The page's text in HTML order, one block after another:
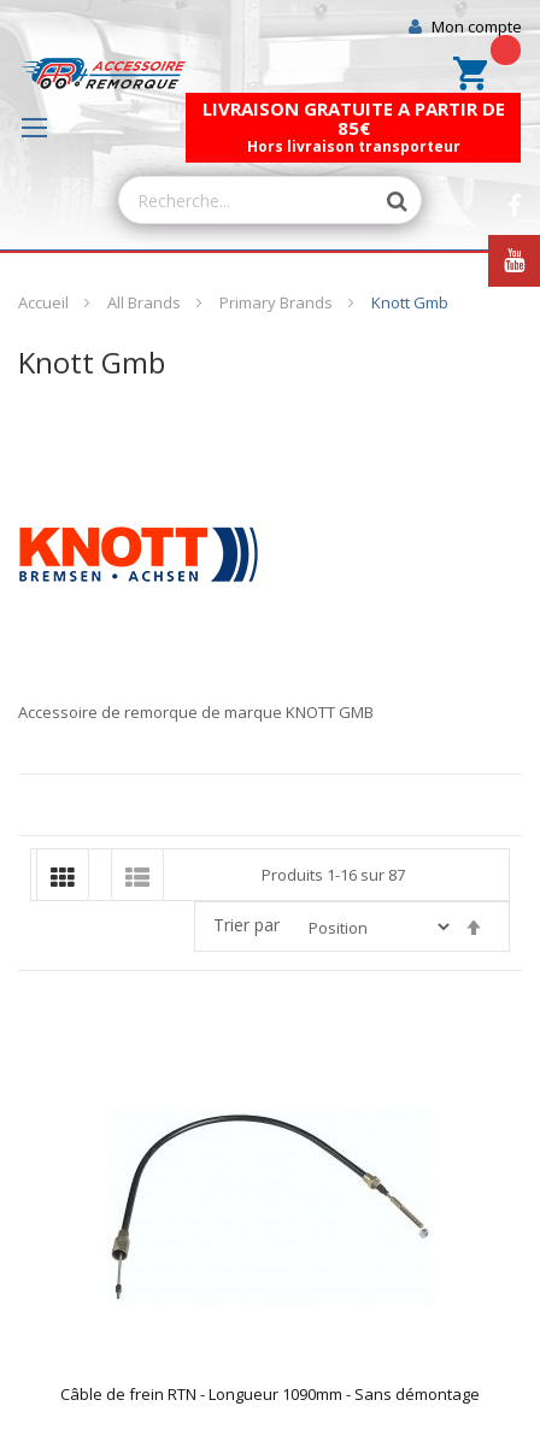
Mon compte
Mon
LIVRAISON GRATUITE A PARTIR DE
85€
Hors livraison transporteur
Accueil All Brands Primary Brands Knott Gmb
Knott Gmb
Accessoire de remorque de marque KNOTT GMB
Produits 1-16 sur 87
Trier par
ordre
Câble de frein RTN - Longueur 1090mm - Sans démontage